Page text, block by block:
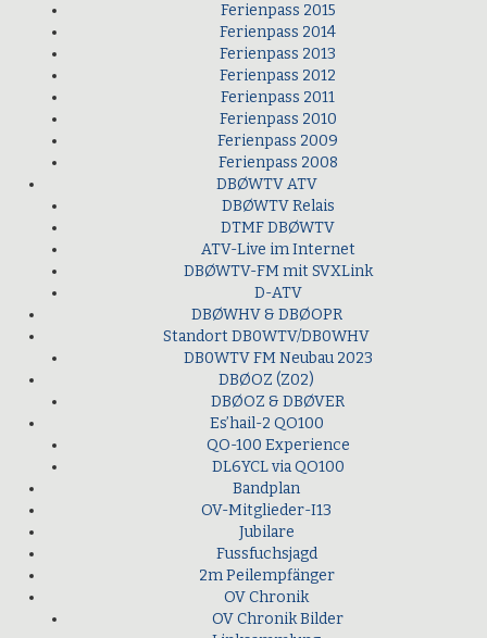
Ferienpass 2015
Ferienpass 2014
Ferienpass 2013
Ferienpass 2012
Ferienpass 2011
Ferienpass 2010
Ferienpass 2009
Ferienpass 2008
DBØWTV ATV
DBØWTV Relais
DTMF DBØWTV
ATV-Live im Internet
DBØWTV-FM mit SVXLink
D-ATV
DBØWHV & DBØOPR
Standort DB0WTV/DB0WHV
DB0WTV FM Neubau 2023
DBØOZ (Z02)
DBØOZ & DBØVER
Es’hail-2 QO100
QO-100 Experience
DL6YCL via QO100
Bandplan
OV-Mitglieder-I13
Jubilare
Fussfuchsjagd
2m Peilempfänger
OV Chronik
OV Chronik Bilder